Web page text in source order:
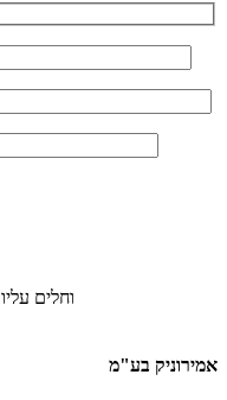
אתר זה מוגן על-ידי שירות reCAPTCHA וחלים עליו
אמירוניק בע"מ